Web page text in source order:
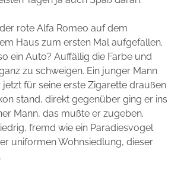
rote Alfa Romeo auf dem
Haus zum ersten Mal aufgefallen.
ein Auto? Auffällig die Farbe und
zu schweigen. Ein junger Mann
jetzt für seine erste Zigarette draußen
stand, direkt gegenüber ging er ins
Mann, das mußte er zugeben.
fremd wie ein Paradiesvogel
uniformen Wohnsiedlung, dieser